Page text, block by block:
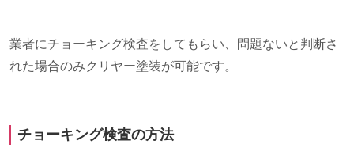
業者にチョーキング検査をしてもらい、問題ないと判断さ
れた場合のみクリヤー塗装が可能です。
チョーキング検査の方法